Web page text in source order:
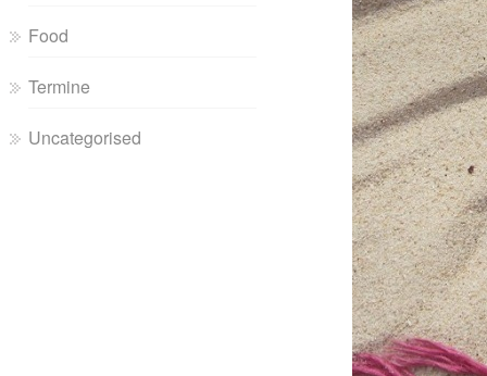
Food
Termine
Uncategorised